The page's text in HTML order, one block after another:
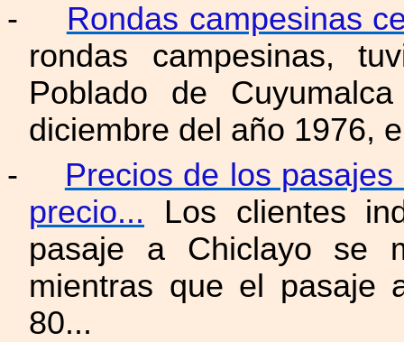
-
Rondas campesinas
rondas campesinas,
Poblado de
diciembre del año 1976,
-
Precios de los
precio... Los clientes
pasaje a Chiclayo se
mientras que el pasaje
80...